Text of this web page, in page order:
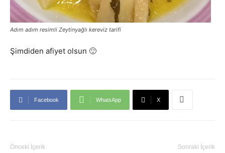
Adım adım resimli Zeytinyağlı kereviz tarifi
Şimdiden afiyet olsun 🙂
Facebook WhatsApp X
Önceki İçerik Sonraki İçerik